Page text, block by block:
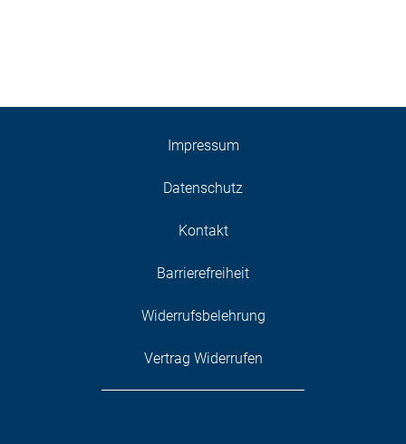
Impressum
Datenschutz
Kontakt
Barrierefreiheit
Widerrufsbelehrung
Vertrag Widerrufen